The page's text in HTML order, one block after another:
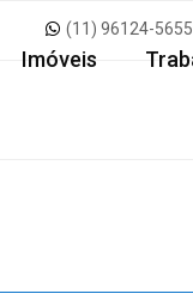
(11) 96124-5655
Imóveis